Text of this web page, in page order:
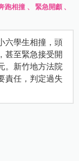
跑相撞 、 緊急開顱、
六學生相撞，頭
甚至緊急接受開
。新竹地方法院
責任，判定過失